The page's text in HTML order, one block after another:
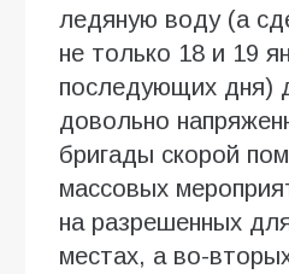
ледяную воду (а
не только 18 и 19
последующих дня)
довольно
бригады скорой
массовых
на разрешенных
местах, а во-